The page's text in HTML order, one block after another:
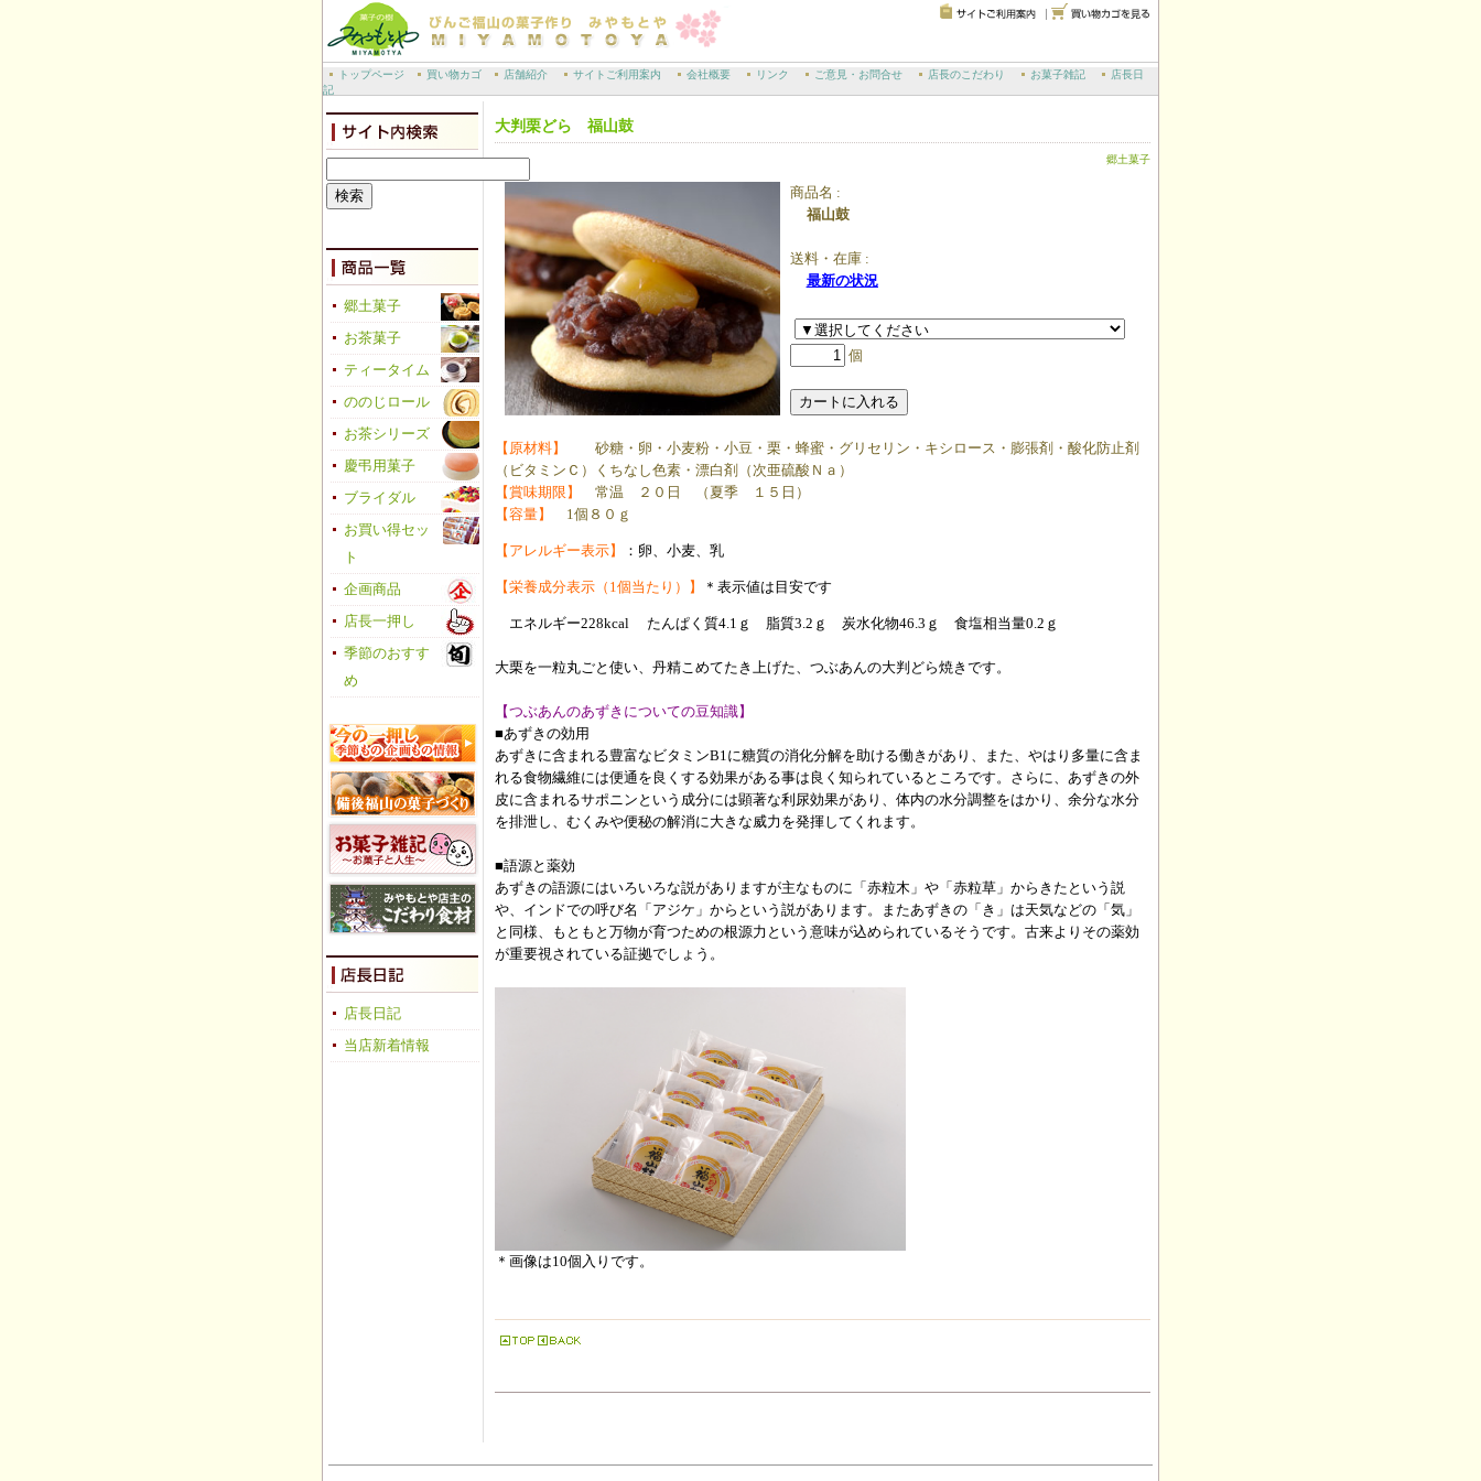
トップページ 買い物カゴ 店舗紹介 サイトご利用案内 会社概要 リンク ご意見・お問合せ 店長のこだわり お菓子雑記
店長日
記
郷土菓子
お茶菓子
ティータイム
ののじロール
お茶シリーズ
慶弔用菓子
ブライダル
お買い得セッ
ト
企画商品
店長一押し
季節のおすす
め
店長日記
当店新着情報
大判栗どら 福山鼓
郷土菓子
商品名 :
福山鼓
送料・在庫 :
最新の状況
個
【原材料】
砂糖・卵・小麦粉・小豆・栗・蜂蜜・グリセリン・キシロース・膨張剤・酸化防止剤
（ビタミンＣ）くちなし色素・漂白剤（次亜硫酸Ｎａ）
【賞味期限】
常温 ２０日 （夏季 １５日）
【容量】
1個８０ｇ
【アレルギー表示】 ：卵、小麦、乳
【栄養成分表示（1個当たり）】 ＊表示値は目安です
エネルギー228kcal たんぱく質4.1ｇ 脂質3.2ｇ 炭水化物46.3ｇ 食塩相当量0.2ｇ
大栗を一粒丸ごと使い、丹精こめてたき上げた、つぶあんの大判どら焼きです。
【つぶあんのあずきについての豆知識】
■あずきの効用
あずきに含まれる豊富なビタミンB1に糖質の消化分解を助ける働きがあり、また、やはり多量に含ま
れる食物繊維には便通を良くする効果がある事は良く知られているところです。さらに、あずきの外
皮に含まれるサポニンという成分には顕著な利尿効果があり、体内の水分調整をはかり、余分な水分
を排泄し、むくみや便秘の解消に大きな威力を発揮してくれます。
■語源と薬効
あずきの語源にはいろいろな説がありますが主なものに「赤粒木」や「赤粒草」からきたという説
や、インドでの呼び名「アジケ」からという説があります。またあずきの「き」は天気などの「気」
と同様、もともと万物が育つための根源力という意味が込められているそうです。古来よりその薬効
が重要視されている証拠でしょう。
＊画像は10個入りです。